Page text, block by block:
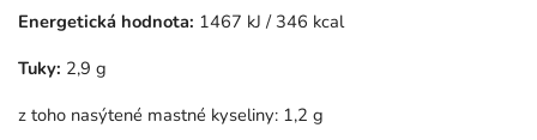
Energetická hodnota: 1467 kJ / 346 kcal
Tuky: 2,9 g
z toho nasýtené mastné kyseliny: 1,2 g